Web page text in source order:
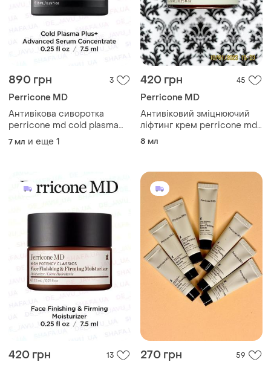
890 грн 3
Perricone MD
Антивікова сиворотка
perricone md cold plasma
plus+ advanced serum
concentrate 7,5 ml
7 мл и еще 1
420 грн 45
Perricone MD
Антивіковий зміцнюючий
ліфтинг крем perricone md
face finishing & firming
8 мл
420 грн 13 270 грн 59